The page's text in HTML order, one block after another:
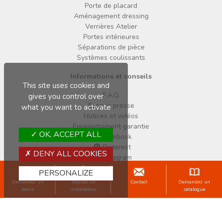
Demandez un
devis
Trouvez un
installateur
Contact
Demandez un
catalogue
Porte de placard
Aménagement dressing
Verrières Atelier
Portes intérieures
Séparations de pièce
Systèmes coulissants
Informations et conseils
F.A.Q.
Espace presse
Notices et vidéos
Enregistrement garantie
Facebook
Pinterest
Instagram
Copyright © 2026 Sogal
Mentions légales
Données personnelles
CGV
This site uses cookies and
gives you control over
what you want to activate
OK, ACCEPT ALL
DENY ALL COOKIES
PERSONALIZE